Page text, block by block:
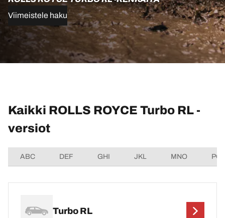
Viimeistele haku
Kaikki ROLLS ROYCE Turbo RL -
versiot
ABC DEF GHI JKL MNO
Turbo RL